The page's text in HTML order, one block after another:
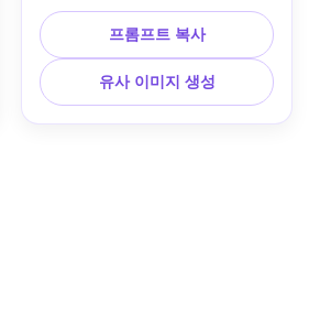
루 조명, 반짝이는 금속 질감, 안개
낀 분위기, 극적인 시점, 먼 곳의
SF 스카이라인, 강렬한 대비, 에너
제틱한 분위기, 날카로운 디테일의
고도로 스타일리시한 디지털 아트.
프롬프트 복사
유사 이미지 생성